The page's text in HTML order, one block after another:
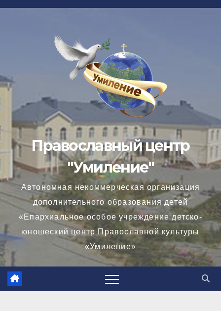
Перейти
Православный центр
"Умиление"
Автономная некоммерческая организация
дополнительного образования детей
«Епархиальное особое учреждение детско-
юношеский центр Православной культуры
«Умиление»